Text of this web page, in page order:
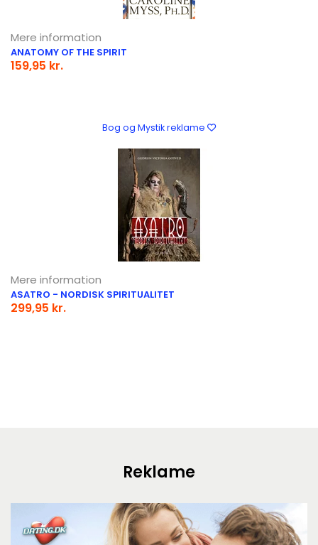
Mere information
ANATOMY OF THE SPIRIT
159,95 kr.
Bog og Mystik reklame
Mere information
ASATRO - NORDISK SPIRITUALITET
299,95 kr.
Reklame